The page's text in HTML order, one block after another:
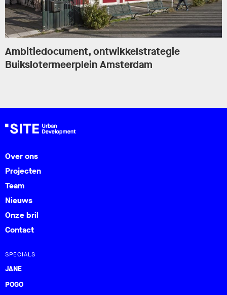
Ambitiedocument, ontwikkelstrategie
Buikslotermeerplein Amsterdam
Over ons
Projecten
Team
Nieuws
Onze bril
Contact
SPECIALS
JANE
POGO